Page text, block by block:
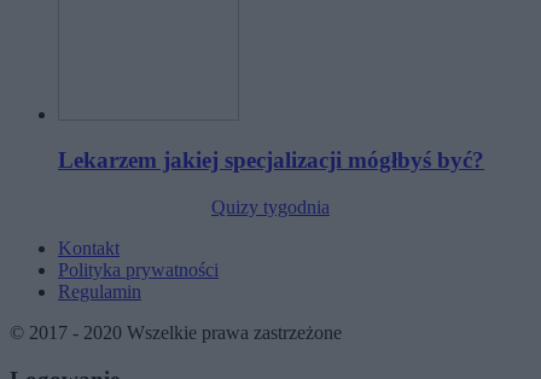
Lekarzem jakiej specjalizacji mógłbyś być?
Quizy tygodnia
Kontakt
Polityka prywatności
Regulamin
© 2017 - 2020 Wszelkie prawa zastrzeżone